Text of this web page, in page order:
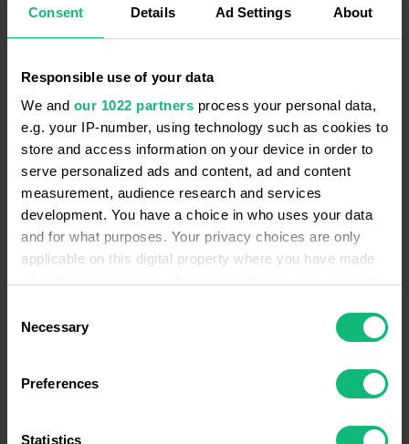
Consent Details Ad Settings About
Responsible use of your data
We and our 1022 partners process your personal data,
e.g. your IP-number, using technology such as cookies to
store and access information on your device in order to
serve personalized ads and content, ad and content
measurement, audience research and services
development. You have a choice in who uses your data
and for what purposes. Your privacy choices are only
applicable on this digital property where you have made
the Privacy trigger icon.
Collect information about your geographical
meters
Selection
Necessary
Preferences
Statistics
будут возвращаться только строки,
соответствующие им.
выбрали всех пользователей.
Limit— по умолчанию тут стоит показатель
1000 строк, но лучше его убрать, чтобы
данные, превышающие его, также вошли в
отчет.
Spreadsheets URL —адрес внешней таблицы
для вывода результата. По умолчанию
результаты выводятся на лист в текущей
этой функции у вас должен быть доступ на
— при указании TRUE в этой
Эта опция